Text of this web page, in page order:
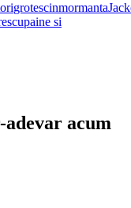
grotescinmormanta
paine si
acum